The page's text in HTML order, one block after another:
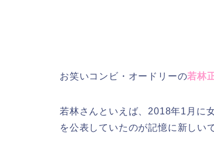
お笑いコンビ・オードリーの若林
若林さんといえば、2018年1月に
を公表していたのが記憶に新しい